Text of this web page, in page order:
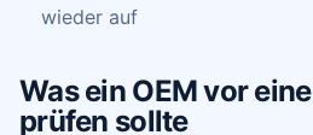
wieder auf
Was ein OEM vor
prüfen sollte